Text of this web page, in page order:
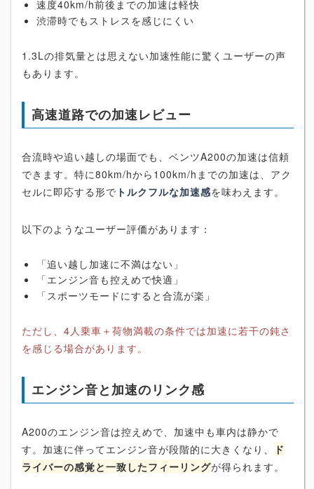
速度40km/h前後までの加速は軽快
渋滞時でもストレスを感じにくい
1.3Lの排気量とは思えない加速性能に驚くユーザーの声
もあります。
高速道路での加速レビュー
合流時や追い越しの場面でも、ベンツA200の加速は信頼
できます。特に80km/hから100km/hまでの加速は、アク
セルに即応する形で トルクフルな加速感を味わえます。
以下のようなユーザー評価があります：
「追い越し加速に不満はない」
「エンジン音も控えめで快適」
「スポーツモードにすると合流が楽」
ただし、4人乗車＋荷物満載の条件では加速に若干の鈍さ
を感じる場合があります。
エンジン音と加速のリンク感
A200のエンジン音は控えめで、加速中も車内は静かで
す。加速に伴ってエンジン音が段階的に大きくなり、
ド
ライバーの感覚と一致したフィーリングが得られます。